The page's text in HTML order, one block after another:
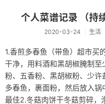
个人菜谱记录 （持
2020-03-24 生活
1.香煎多春鱼（带鱼）超市买
干净，用料酒和黑胡椒腌制
粉、五香粉、黑胡椒粉、少
多春鱼，裹面粉，然后放入
最佳2.冬菇肉饼干冬菇剪碎，